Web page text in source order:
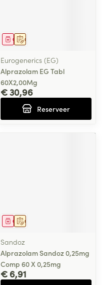
Op voorschrift
Geneesmiddel
Eurogenerics (EG)
Alprazolam EG Tabl
60X2,00Mg
€ 30,96
Reserveer
Op voorschrift
Geneesmiddel
Sandoz
Alprazolam Sandoz 0,25mg
Comp 60 X 0,25mg
€ 6,91